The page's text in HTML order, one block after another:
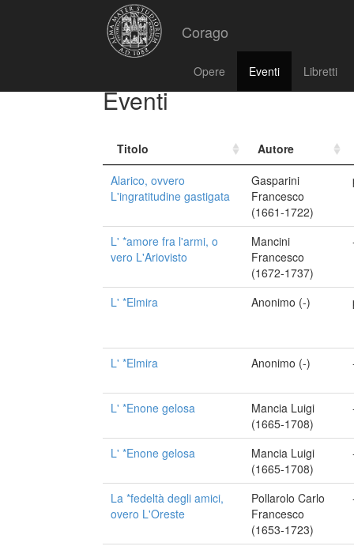
Corago
Opere Eventi Libretti
Eventi
Titolo
Autore
Alarico, ovvero
L'ingratitudine gastigata
Gasparini
Francesco
(1661-1722)
L' *amore fra l'armi, o
vero L'Ariovisto
Mancini
Francesco
(1672-1737)
L' *Elmira Anonimo (-)
L' *Elmira Anonimo (-)
L' *Enone gelosa
Mancia Luigi
(1665-1708)
L' *Enone gelosa
Mancia Luigi
(1665-1708)
La *fedeltà degli amici,
overo L'Oreste
Pollarolo Carlo
Francesco
(1653-1723)